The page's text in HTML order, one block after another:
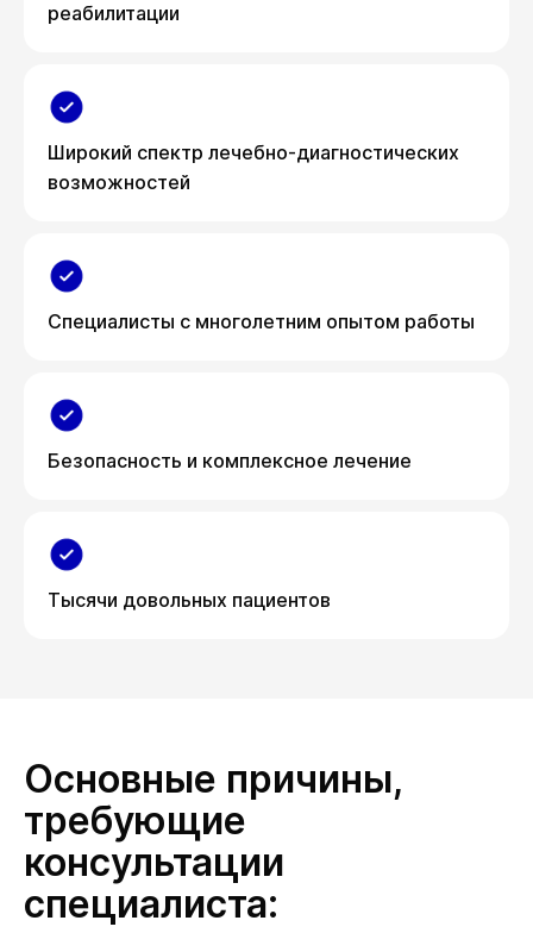
реабилитации
Широкий спектр лечебно-диагностических
возможностей
Специалисты с многолетним опытом работы
Безопасность и комплексное лечение
Тысячи довольных пациентов
Основные причины,
требующие
консультации
специалиста: